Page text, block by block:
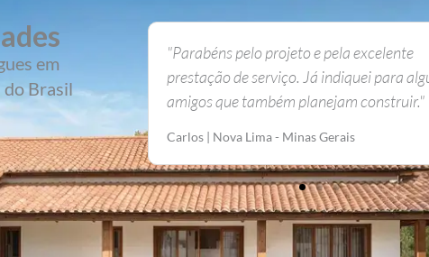
em
do Brasil
para alguns
construir."
"Recebi os arquivos na hora, tudo certo,
detalhado e organizado. Ótimo trabalho."
Jairo | Feira de Santana - Bahia